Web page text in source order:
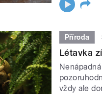
Příroda
Létavka
vždy ale